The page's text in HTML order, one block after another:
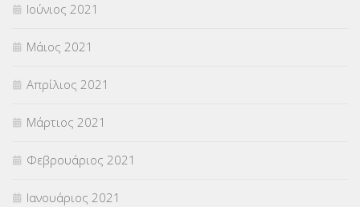
Ιούνιος 2021
Μάιος 2021
Απρίλιος 2021
Μάρτιος 2021
Φεβρουάριος 2021
Ιανουάριος 2021